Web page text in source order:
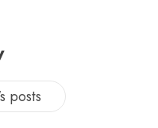
posts